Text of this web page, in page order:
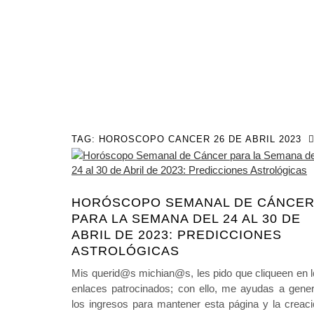
TAG: HOROSCOPO CANCER 26 DE ABRIL 2023
HORÓSCOPO SEMANAL DE CÁNCER
PARA LA SEMANA DEL 24 AL 30 DE
ABRIL DE 2023: PREDICCIONES
ASTROLÓGICAS
Mis querid@s michian@s, les pido que cliqueen en
enlaces patrocinados; con ello, me ayudas a
los ingresos para mantener esta página y la